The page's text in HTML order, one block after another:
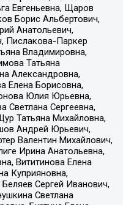
Евгеньевна, Щаров
Борис Альбертович,
Анатольевич,
Пислакова-Паркер
Владимировна,
Татьяна
Александровна,
Елена Борисовна,
Юлия Юрьевна,
Светлана Сергеевна,
Татьяна Михайловна,
Андрей Юрьевич,
Валентин Михайлович,
Ирина Анатольевна,
Вититинова Елена
Куприяновна,
Сергей Иванович,
Светлана